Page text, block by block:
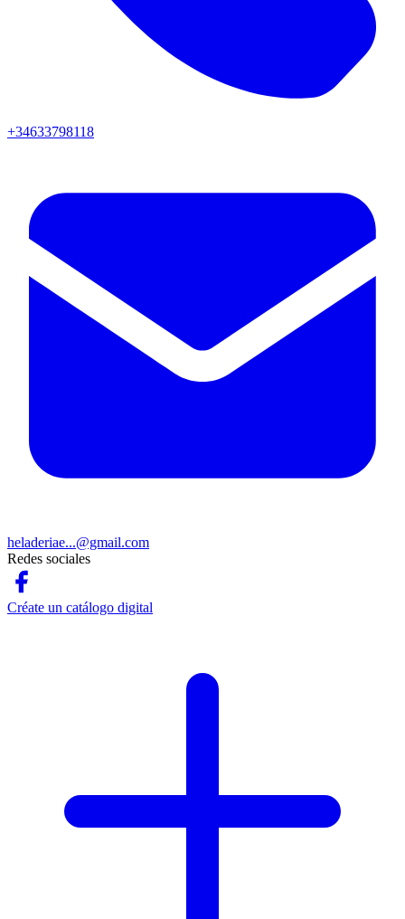
+34633798118
heladeriae...@gmail.com
Redes sociales
Créate un catálogo digital